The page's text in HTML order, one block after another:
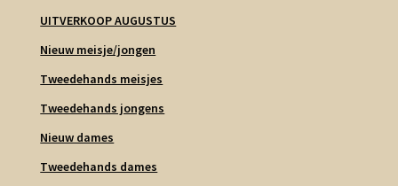
UITVERKOOP AUGUSTUS
Nieuw meisje/jongen
Tweedehands meisjes
Tweedehands jongens
Nieuw dames
Tweedehands dames